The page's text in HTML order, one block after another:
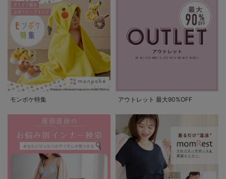
モンポケ特集 アウトレット 最大90%OFF